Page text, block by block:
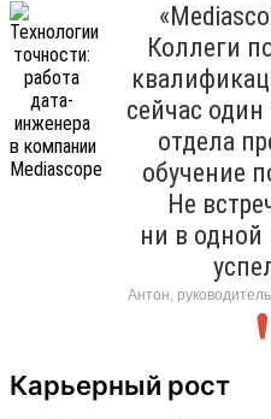
Коллеги
сейчас
отдела
обучение
Не
ни в одной
Антон,
Карьерный рост